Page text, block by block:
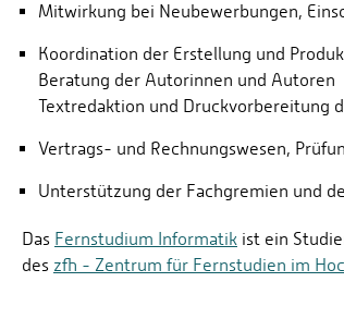
Mitwirkung bei Neubewerbungen,
Koordination der Erstellung und
Beratung der Autorinnen und Autoren
Textredaktion und Druckvorbereitung
Vertrags- und Rechnungswesen,
Unterstützung der Fachgremien und
Das Fernstudium Informatik ist ein
des zfh - Zentrum für Fernstudien im